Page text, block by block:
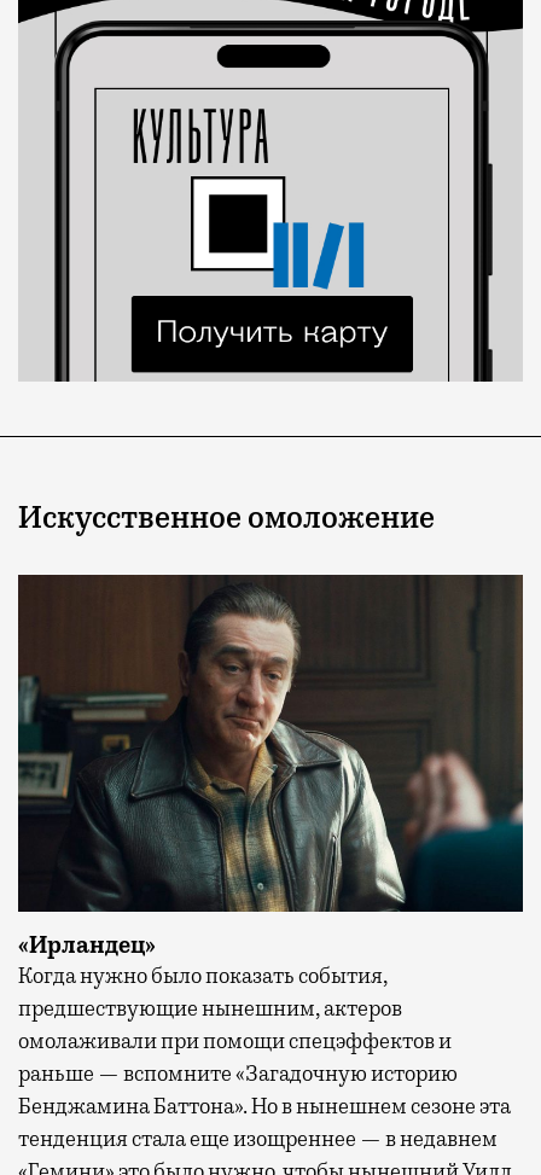
Искусственное омоложение
«Ирландец»
Когда нужно было показать события,
предшествующие нынешним, актеров
омолаживали при помощи спецэффектов и
раньше — вспомните «Загадочную историю
Бенджамина Баттона». Но в нынешнем сезоне эта
тенденция стала еще изощреннее — в недавнем